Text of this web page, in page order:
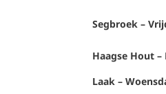
Segbroek –
Haagse Hout
Laak –